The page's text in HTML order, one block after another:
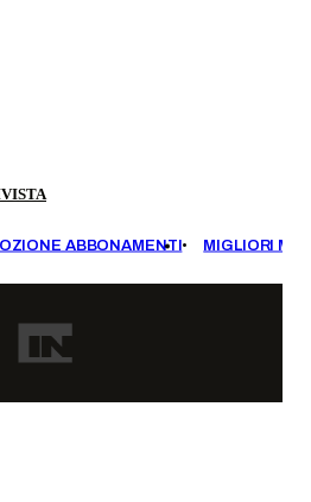
ABBONAMENTI MIGLIORI